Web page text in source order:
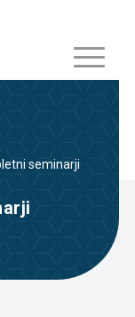
seminarji